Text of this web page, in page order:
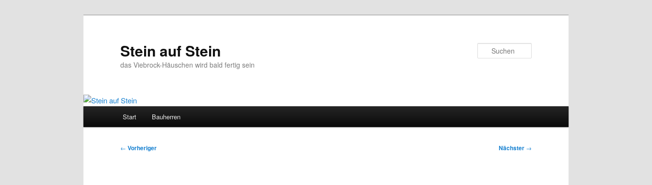
Stein auf Stein
das Viebrock-Häuschen wird bald fertig sein
Start Bauherren
Beitragsnavigation
← Vorheriger Nächster →